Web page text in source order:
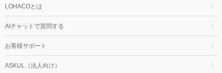
LOHACOとは
AIチャットで質問する
お客様サポート
ASKUL（法人向け）